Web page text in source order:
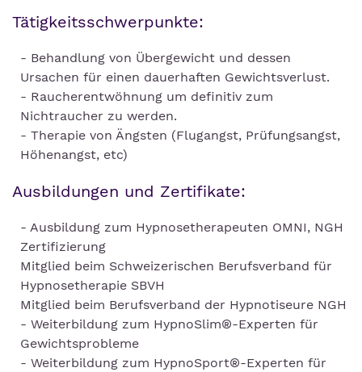
Tätigkeitsschwerpunkte:
- Behandlung von Übergewicht und dessen
Ursachen für einen dauerhaften Gewichtsverlust.
- Raucherentwöhnung um definitiv zum
Nichtraucher zu werden.
- Therapie von Ängsten (Flugangst, Prüfungsangst,
Höhenangst, etc)
Ausbildungen und Zertifikate:
- Ausbildung zum Hypnosetherapeuten OMNI, NGH
Zertifizierung
Mitglied beim Schweizerischen Berufsverband für
Hypnosetherapie SBVH
Mitglied beim Berufsverband der Hypnotiseure NGH
- Weiterbildung zum HypnoSlim®-Experten für
Gewichtsprobleme
- Weiterbildung zum HypnoSport®-Experten für